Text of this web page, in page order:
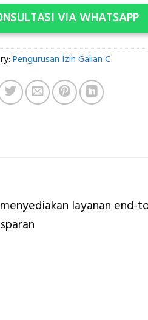
VIA WHATSAPP
Pengurusan Izin Galian C
layanan end-